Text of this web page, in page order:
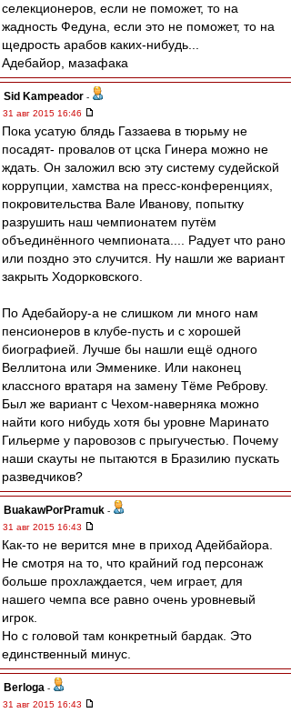
селекционеров, если не поможет, то на
жадность Федуна, если это не поможет, то на
щедрость арабов каких-нибудь...
Адебайор, мазафака
Sid Kampeador -
31 авг 2015 16:46
Пока усатую блядь Газзаева в тюрьму не
посадят- провалов от цска Гинера можно не
ждать. Он заложил всю эту систему судейской
коррупции, хамства на пресс-конференциях,
покровительства Вале Иванову, попытку
разрушить наш чемпионатем путём
объединённого чемпионата.... Радует что рано
или поздно это случится. Ну нашли же вариант
закрыть Ходорковского.
По Адебайору-а не слишком ли много нам
пенсионеров в клубе-пусть и с хорошей
биографией. Лучше бы нашли ещё одного
Веллитона или Эмменике. Или наконец
классного вратаря на замену Тёме Реброву.
Был же вариант с Чехом-наверняка можно
найти кого нибудь хотя бы уровне Маринато
Гильерме у паровозов с прыгучестью. Почему
наши скауты не пытаются в Бразилию пускать
разведчиков?
BuakawPorPramuk -
31 авг 2015 16:43
Как-то не верится мне в приход Адейбайора.
Не смотря на то, что крайний год персонаж
больше прохлаждается, чем играет, для
нашего чемпа все равно очень уровневый
игрок.
Но с головой там конкретный бардак. Это
единственный минус.
Berloga -
31 авг 2015 16:43